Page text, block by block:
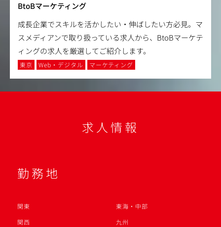
BtoBマーケティング
成長企業でスキルを活かしたい・伸ばしたい方必見。マ
スメディアンで取り扱っている求人から、BtoBマーケテ
ィングの求人を厳選してご紹介します。
東京 Web・デジタル マーケティング
求人情報
勤務地
関東
東海・中部
関西
九州